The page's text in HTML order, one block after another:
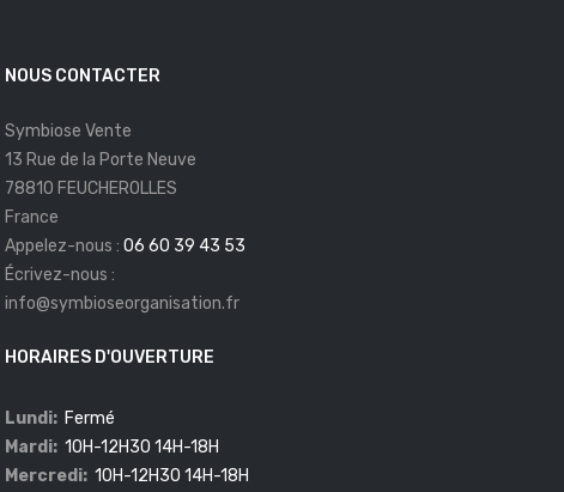
NOUS CONTACTER
Symbiose Vente
13 Rue de la Porte Neuve
78810 FEUCHEROLLES
France
Appelez-nous : 06 60 39 43 53
Écrivez-nous :
info@symbioseorganisation.fr
HORAIRES D'OUVERTURE
Lundi: Fermé
Mardi: 10H-12H30 14H-18H
Mercredi: 10H-12H30 14H-18H